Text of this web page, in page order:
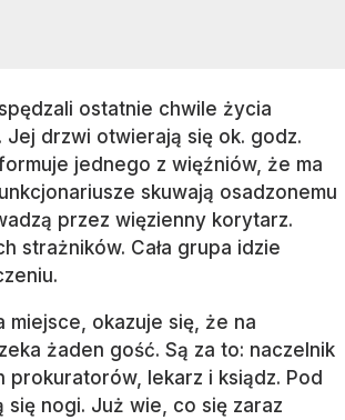
ostatnie chwile życia
Jej drzwi otwierają się ok. godz.
jednego z więźniów, że ma
skuwają osadzonemu
przez więzienny korytarz.
strażników. Cała grupa idzie
miejsce, okazuje się, że na
żaden gość. Są za to: naczelnik
prokuratorów, lekarz i ksiądz. Pod
się nogi. Już wie, co się zaraz